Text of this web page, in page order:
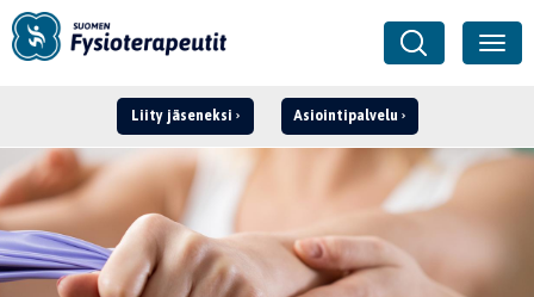
Liity jäseneksi Asiointipalvelu
Kirjaudu ›